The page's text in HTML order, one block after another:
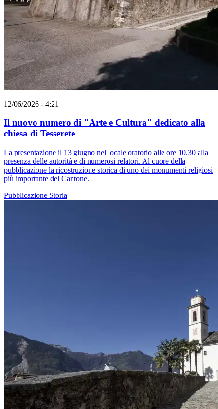
12/06/2026 - 4:21
Il nuovo numero di "Arte e Cultura" dedicato alla
chiesa di Tesserete
La presentazione il 13 giugno nel locale oratorio alle ore 10.30 alla
presenza delle autorità e di numerosi relatori. Al cuore della
pubblicazione la ricostruzione storica di uno dei monumenti religiosi
più importante del Cantone.
Pubblicazione Storia